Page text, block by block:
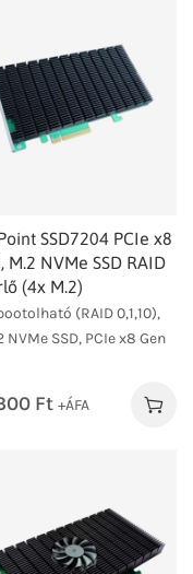
SSD7204 PCIe x8
M.2 NVMe SSD RAID
(4x M.2)
(RAID 0,1,10),
NVMe SSD, PCIe x8 Gen
Ft +ÁFA